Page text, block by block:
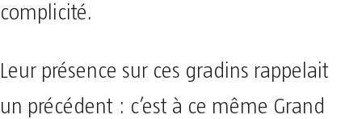
complicité.
Leur présence sur ces gradins rappelait
un précédent : c’est à ce même Grand